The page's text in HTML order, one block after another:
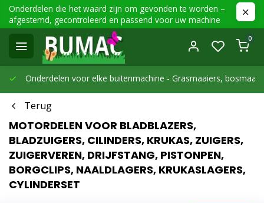
Onderdelen die het waard zijn om gevonden te worden –
afgestemd, gecontroleerd en passend voor uw machine
0
Onderdelen voor elke buitenmachine - Grasmaaiers,
Terug
MOTORDELEN VOOR BLADBLAZERS,
BLADZUIGERS, CILINDERS, KRUKAS, ZUIGERS,
ZUIGERVEREN, DRIJFSTANG, PISTONPEN,
BORGCLIPS, NAALDLAGERS, KRUKASLAGERS,
CYLINDERSET